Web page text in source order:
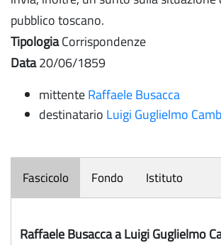
pubblico toscano.
TipologiaCorrispondenze
Data20/06/1859
mittenteRaffaele Busacca
destinatario Luigi Guglielmo
Fascicolo Fondo Istituto
Raffaele Busacca a Luigi Guglielmo